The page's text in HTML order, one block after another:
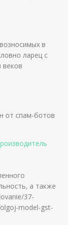
в
ларец с
от спам-ботов
а также
37-
model-gst-